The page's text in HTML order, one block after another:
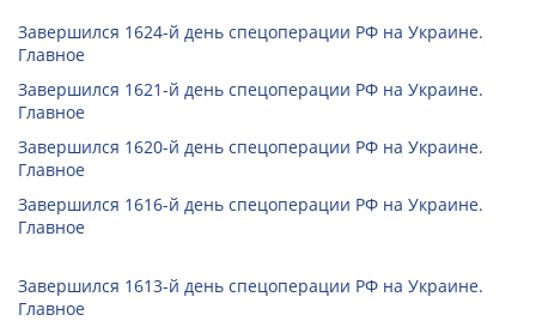
Завершился 1624-й день спецоперации РФ на Украине.
Главное
Завершился 1621-й день спецоперации РФ на Украине.
Главное
Завершился 1620-й день спецоперации РФ на Украине.
Главное
Завершился 1616-й день спецоперации РФ на Украине.
Главное
Завершился 1613-й день спецоперации РФ на Украине.
Главное